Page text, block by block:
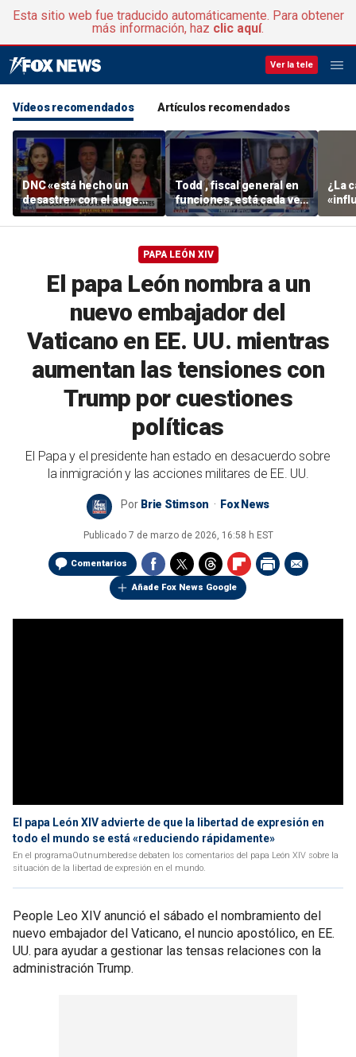
Esta sitio web fue traducido automáticamente. Para obtener
más información, haz clic aquí.
Ver la tele
Vídeos recomendados Artículos recomendados
DNC «está hecho un
desastre» con el auge
del socialismo: un
antiguo recaudador de
Todd , fiscal general en
funciones, está cada vez
más cerca de que se
apruebe su
¿La
PAPA LEÓN XIV
El papa León nombra a un
nuevo embajador del
Vaticano en EE. UU. mientras
aumentan las tensiones con
Trump por cuestiones
políticas
El Papa y el presidente han estado en desacuerdo sobre
la inmigración y las acciones militares de EE. UU.
Por Brie Stimson Fox News
Publicado 7 de marzo de 2026, 16:58 h EST
Comentarios
Añade Fox News Google
El papa León XIV advierte de que la libertad de expresión en
todo el mundo se está «reduciendo rápidamente»
En el programaOutnumberedse debaten los comentarios del papa León XIV sobre la
situación de la libertad de expresión en el mundo.
People Leo XIV anunció el sábado el nombramiento del
nuevo embajador del Vaticano, el nuncio apostólico, en EE.
UU. para ayudar a gestionar las tensas relaciones con la
administración Trump.